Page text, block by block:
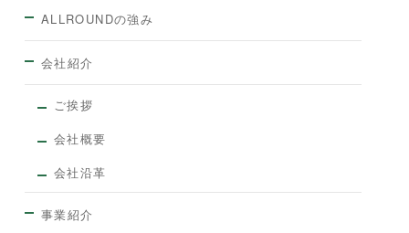
ALLROUNDの強み
会社紹介
ご挨拶
会社概要
会社沿革
事業紹介